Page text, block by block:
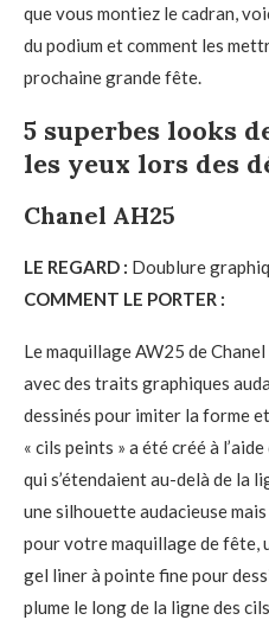
que vous montiez le cadran,
du podium et comment les
prochaine grande fête.
5 superbes looks
les yeux lors des
Chanel AH25
LE REGARD : Doublure
COMMENT LE PORTER :
Le maquillage AW25 de
avec des traits graphiques
dessinés pour imiter la forme
« cils peints » a été créé à
qui s’étendaient au-delà de la
une silhouette audacieuse
pour votre maquillage de fête,
gel liner à pointe fine pour
plume le long de la ligne des